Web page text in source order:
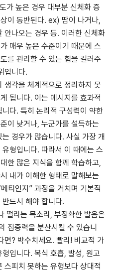
가 높은 경우 대부분 신체화 증
이 동반된다. ex) 땀이 나거나,
안나오는 경우 등. 이러한 신체화
매우 높은 수준이기 때문에 스
를 관리할 수 있는 힘을 길러주
입니다.
생각을 체계적으로 정리하지 못
됩니다. 이는 메시지를 효과적
다. 특히 논리적 구성력이 약한
이 낮거나, 누군가를 설득하는
경우가 많습니다. 사실 가장 개
형입니다. 따라서 이 때에는 스
한 많은 지식을 함께 학습하고,
내가 이해한 형태로 말해보는
티인지” 과정을 거치며 기본적
드시 해야 합니다.
떨리는 목소리, 부정확한 발음은
집중력을 분산시킬 수 있습니
면? 박수치세요. 빨리! 비교적 가
입니다. 복식 호흡, 발성, 원고
스피치 못하는 유형보다 상대적